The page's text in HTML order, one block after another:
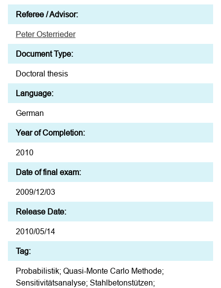
Referee / Advisor:
Peter Osterrieder
Document Type:
Doctoral thesis
Language:
German
Year of Completion:
2010
Date of final exam:
2009/12/03
Release Date:
2010/05/14
Tag:
Probabilistik; Quasi-Monte Carlo Methode;
Sensitivitätsanalyse; Stahlbetonstützen;